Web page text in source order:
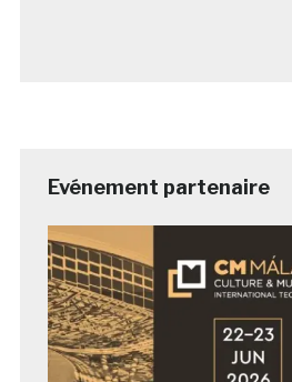
Evénement partenaire